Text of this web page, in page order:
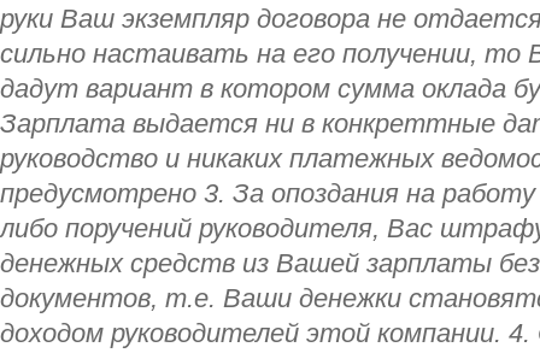
руки Ваш экземпляр договора не
сильно настаивать на его получении, то
дадут вариант в котором сумма оклада
Зарплата выдается ни в конкреттные
руководство и никаких платежных
предусмотрено 3. За опоздания на
либо поручений руководителя, Вас
денежных средств из Вашей зарплаты
документов, т.е. Ваши денежки
доходом руководителей этой компании.